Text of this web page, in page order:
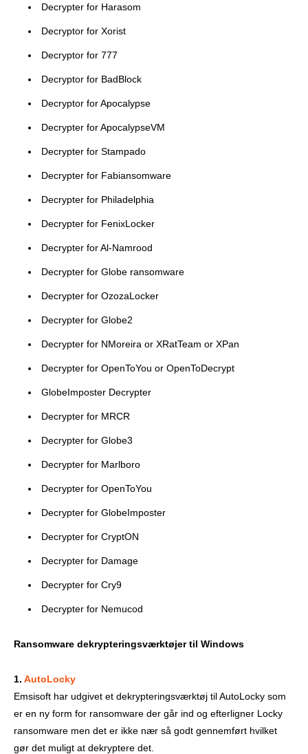
Decrypter for Harasom
Decryptor for Xorist
Decryptor for 777
Decryptor for BadBlock
Decryptor for Apocalypse
Decrypter for ApocalypseVM
Decrypter for Stampado
Decrypter for Fabiansomware
Decrypter for Philadelphia
Decrypter for FenixLocker
Decrypter for Al-Namrood
Decrypter for Globe ransomware
Decrypter for OzozaLocker
Decrypter for Globe2
Decrypter for NMoreira or XRatTeam or XPan
Decrypter for OpenToYou or OpenToDecrypt
GlobeImposter Decrypter
Decrypter for MRCR
Decrypter for Globe3
Decrypter for Marlboro
Decrypter for OpenToYou
Decrypter for GlobeImposter
Decrypter for CryptON
Decrypter for Damage
Decrypter for Cry9
Decrypter for Nemucod
Ransomware dekrypteringsværktøjer til Windows
1. AutoLocky
Emsisoft har udgivet et dekrypteringsværktøj til AutoLocky som
er en ny form for ransomware der går ind og efterligner Locky
ransomware men det er ikke nær så godt gennemført hvilket
gør det muligt at dekryptere det.